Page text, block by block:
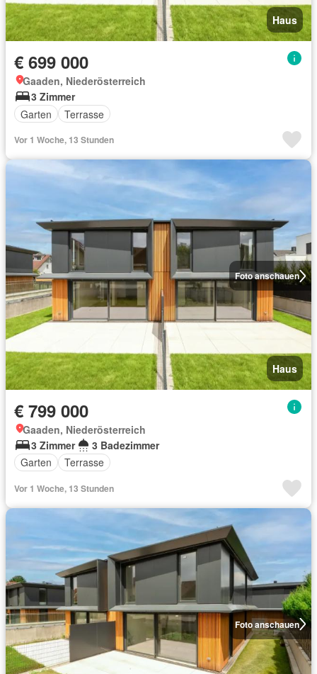
Haus
€ 699 000
Gaaden, Niederösterreich
3 Zimmer
Garten
Terrasse
Vor 1 Woche, 13 Stunden
Foto anschauen
Haus
€ 799 000
Gaaden, Niederösterreich
3 Zimmer
3 Badezimmer
Garten
Terrasse
Vor 1 Woche, 13 Stunden
Foto anschauen